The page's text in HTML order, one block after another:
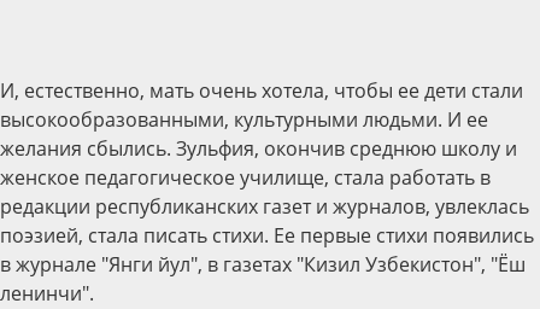
И, естественно, мать очень хотела, чтобы ее дети стали
высокообразованными, культурными людьми. И ее
желания сбылись. Зульфия, окончив среднюю школу и
женское педагогическое училище, стала работать в
редакции республиканских газет и журналов, увлеклась
поэзией, стала писать стихи. Ее первые стихи появились
в журнале "Янги йул", в газетах "Кизил Узбекистон", "Ёш
ленинчи".